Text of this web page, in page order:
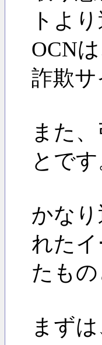
トよ
OCN
詐欺
また
とです
かな
れた
たもの
まず